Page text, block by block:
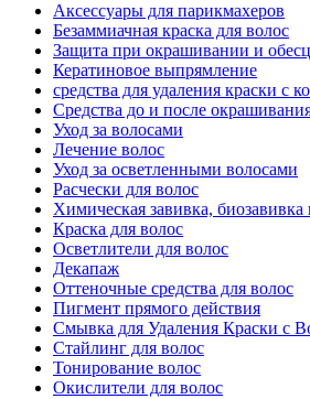
Аксессуары для парикмахеров
Безаммиачная краска для волос
Защита при окрашивании и
Кератиновое выпрямление
средства для удаления краски с
Средства до и после
Уход за волосами
Лечение волос
Уход за осветленными волосами
Расчески для волос
Химическая завивка,
Краска для волос
Осветлители для волос
Декапаж
Оттеночные средства для волос
Пигмент прямого действия
Смывка для Удаления Краски с
Стайлинг для волос
Тонирование волос
Окислители для волос